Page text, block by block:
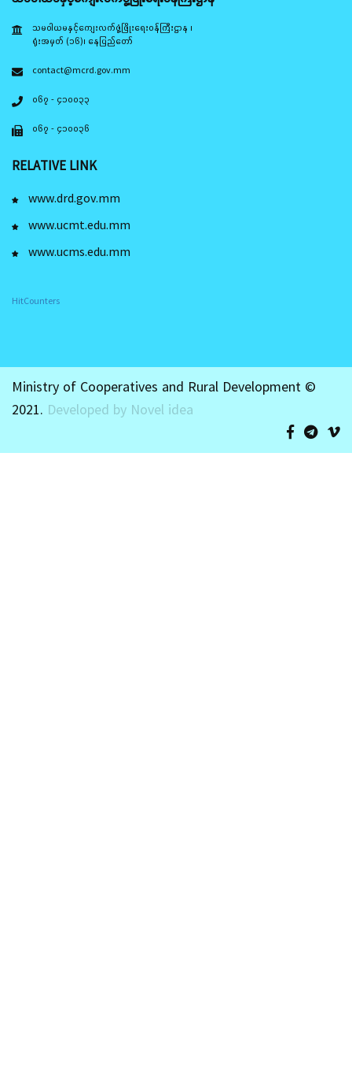
သမဝါယမနှင့်ကျေးလက်ဖွံ့ဖြိုးရေးဝန်ကြီးဌာန ၊
ရုံးအမှတ် (၁၆)၊ နေပြည်တော်
contact@mcrd.gov.mm
၀၆၇ - ၄၁၀၀၃၃
၀၆၇ - ၄၁၀၀၃၆
RELATIVE LINK
www.drd.gov.mm
www.ucmt.edu.mm
www.ucms.edu.mm
HitCounters
Ministry of Cooperatives and Rural Development ©
2021. Developed by Novel idea